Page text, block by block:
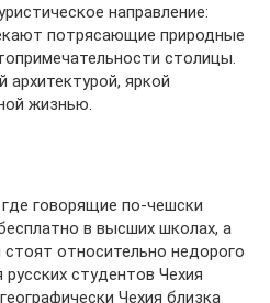
направление:
потрясающие природные
столицы.
архитектурой, яркой
жизнью.
говорящие по-чешски
в высших школах, а
относительно недорого
студентов Чехия
Чехия близка